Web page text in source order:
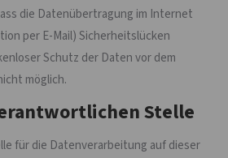
die Datenübertragung im Internet
per E-Mail) Sicherheitslücken
Schutz der Daten vor dem
möglich.
Stelle
für die Datenverarbeitung auf dieser